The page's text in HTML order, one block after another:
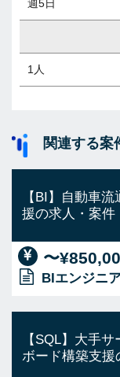
週5日
1人
関連する案
【BI】自動車
援の求人・案件
〜
BIエンジニ
【SQL】大手
ボード構築支援